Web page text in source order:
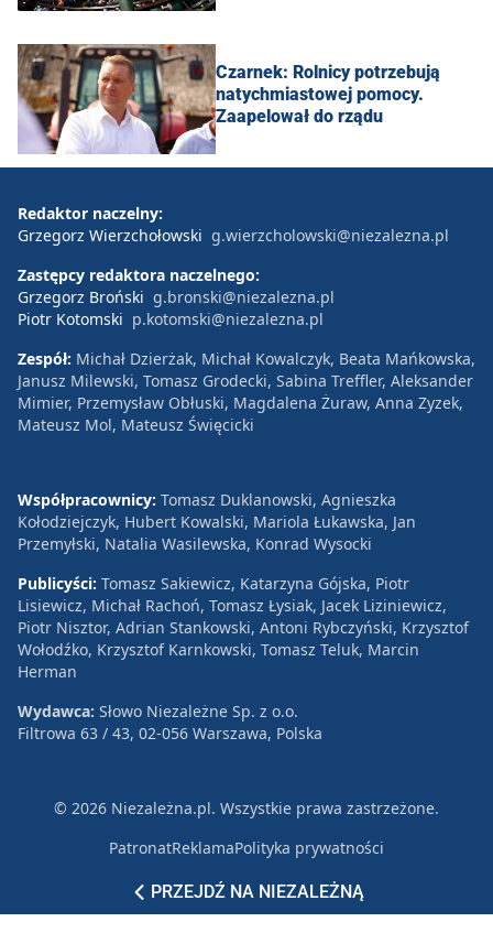
Czarnek: Rolnicy potrzebują
natychmiastowej pomocy.
Zaapelował do rządu
PRZEJDŹ NA NIEZALEŻNĄ
Redaktor naczelny:
Grzegorz Wierzchołowski g.wierzcholowski@niezalezna.pl
Zastępcy redaktora naczelnego:
Grzegorz Broński g.bronski@niezalezna.pl
Piotr Kotomski p.kotomski@niezalezna.pl
Zespół: Michał Dzierżak, Michał Kowalczyk, Beata Mańkowska,
Janusz Milewski, Tomasz Grodecki, Sabina Treffler, Aleksander
Mimier, Przemysław Obłuski, Magdalena Żuraw, Anna Zyzek,
Mateusz Mol, Mateusz Święcicki
Współpracownicy: Tomasz Duklanowski, Agnieszka
Kołodziejczyk, Hubert Kowalski, Mariola Łukawska, Jan
Przemyłski, Natalia Wasilewska, Konrad Wysocki
Publicyści: Tomasz Sakiewicz, Katarzyna Gójska, Piotr
Lisiewicz, Michał Rachoń, Tomasz Łysiak, Jacek Liziniewicz,
Piotr Nisztor, Adrian Stankowski, Antoni Rybczyński, Krzysztof
Wołodźko, Krzysztof Karnkowski, Tomasz Teluk, Marcin
Herman
Wydawca: Słowo Niezależne Sp. z o.o.
Filtrowa 63 / 43, 02-056 Warszawa, Polska
© 2026 Niezależna.pl. Wszystkie prawa zastrzeżone.
PatronatReklamaPolityka prywatności